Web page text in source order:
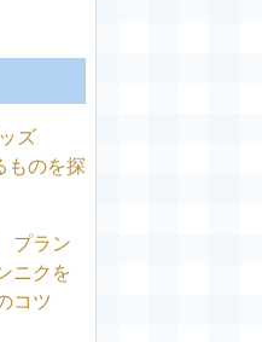
ッズ
ものを探
プラン
ニクを
コツ